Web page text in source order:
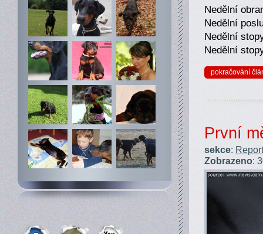
Nedělní
Nedělní
Nedělní
Nedělní
pokračování
První
sekce:
Zobrazeno: